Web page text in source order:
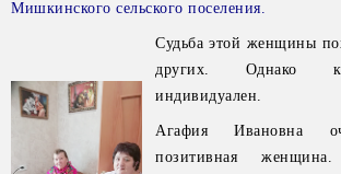
Мишкинского сельского поселения.
Судьба этой женщины
других. Однако
индивидуален.
Агафия Ивановна
позитивная